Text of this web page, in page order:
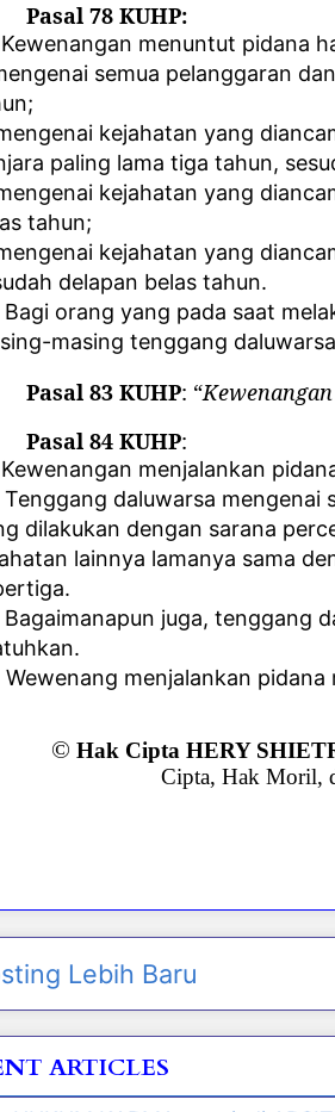
Pasal 78 KUHP:
Kewenangan menuntut pidana
semua pelanggaran
kejahatan yang
paling lama tiga tahun,
kejahatan yang
tahun;
kejahatan yang
delapan belas tahun.
Bagi orang yang pada saat
masing tenggang
Pasal 83 KUHP: “
Pasal 84 KUHP:
Kewenangan menjalankan
Tenggang daluwarsa mengenai
dilakukan dengan sarana
lainnya lamanya sama
Bagaimanapun juga, tenggang
Wewenang menjalankan
© Hak Cipta HERY
Cipta, Hak Moril,
Lebih Baru
ARTICLES